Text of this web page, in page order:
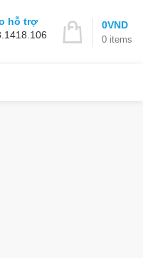
hỗ trợ
0 items
0VND